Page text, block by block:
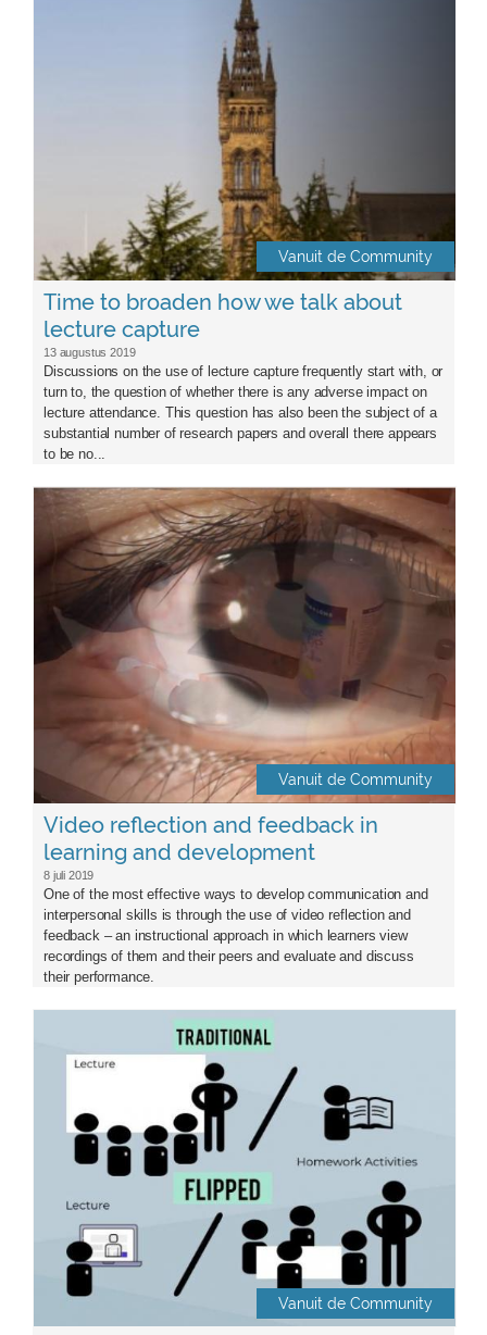
Vanuit de Community
Time to broaden how we talk about
lecture capture
13 augustus 2019
Discussions on the use of lecture capture frequently start with, or
turn to, the question of whether there is any adverse impact on
lecture attendance. This question has also been the subject of a
substantial number of research papers and overall there appears
to be no...
oog.png
Vanuit de Community
Video reflection and feedback in
learning and development
8 juli 2019
One of the most effective ways to develop communication and
interpersonal skills is through the use of video reflection and
feedback – an instructional approach in which learners view
recordings of them and their peers and evaluate and discuss
their performance.
flippedclassroom.jpg
Vanuit de Community